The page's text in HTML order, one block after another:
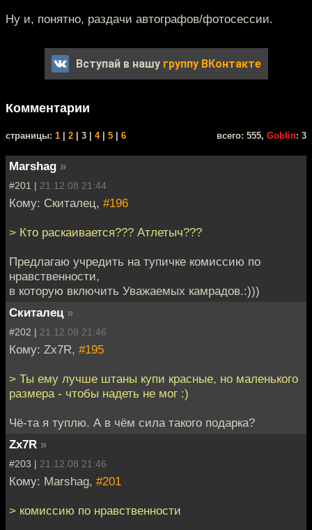
Ну и, понятно, раздачи автографов/фотосессии.
Вступай в нашу группу ВКонтакте
Комментарии
cтраницы: 1 2 | 3 | 4| 5 6 всего: 555, Goblin: 3
Marshag »
#201 | 21.12.08 21:44
Кому: Скиталец, #196
> Кто раскаивается??? Атлетыч???
Предлагаю учредить на тупичке комиссию по
нравственности,
в которую включить Уважаемых камрадов.:)))
Скиталец »
#202 | 21.12.08 21:46
Кому: Zx7R, #195
> Ты ему лучше штаны купи красные, но маленького
размера - чтобы надеть не мог :)
Чё-та я туплю. А в чём сила такого подарка?
Zx7R »
#203 | 21.12.08 21:46
Кому: Marshag, #201
> комиссию по нравственности